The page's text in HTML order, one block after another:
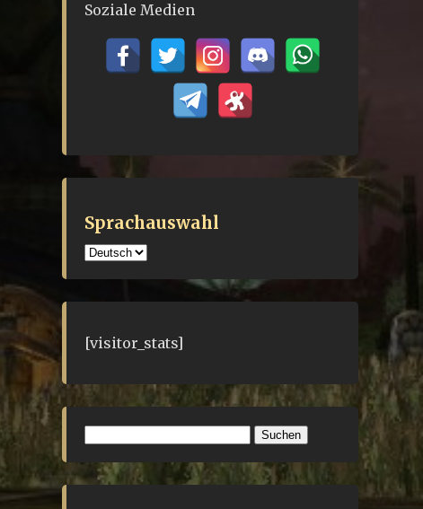
Soziale Medien
Sprachauswahl
Sprachauswahl
[visitor_stats]